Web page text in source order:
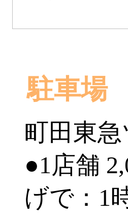
駐車場
町田東
●1店舗
げで：1